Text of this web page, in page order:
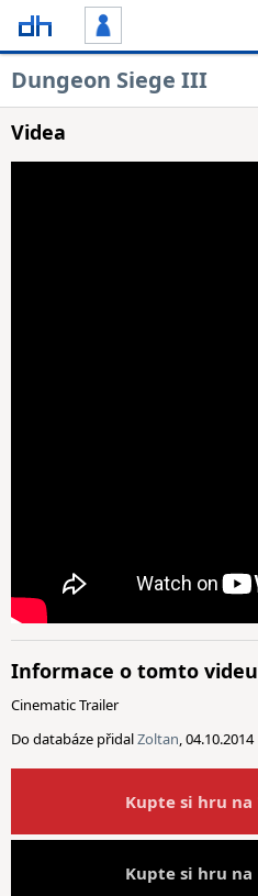
Dungeon Siege III
Videa
Informace o tomto videu
Cinematic Trailer
Do databáze přidalZoltan, 04.10.2014
Kupte si hru na
Kupte si hru na